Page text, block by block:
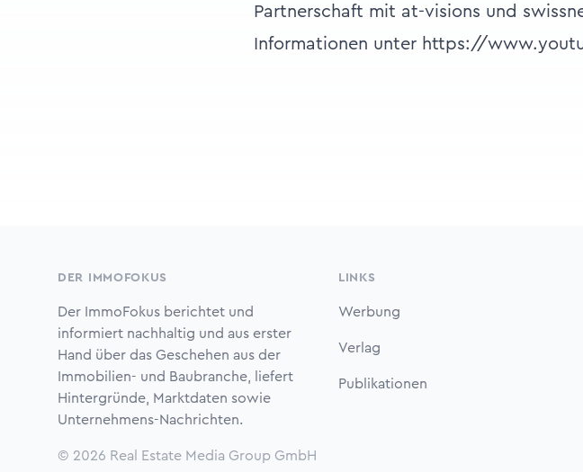
Partnerschaft mit at-visions und
Informationen unter https://
DER IMMOFOKUS
Der ImmoFokus berichtet und
informiert nachhaltig und aus erster
Hand über das Geschehen aus der
Immobilien- und Baubranche, liefert
Hintergründe, Marktdaten sowie
Unternehmens-Nachrichten.
LINKS
Werbung
Verlag
Publikationen
© 2026 Real Estate Media Group GmbH